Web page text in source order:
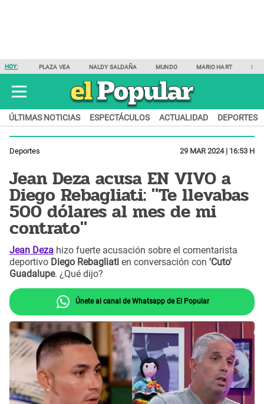
HOY: PLAZA VEA NALDY SALDAÑA MUNDO MARIO HART
ÚLTIMAS NOTICIAS ESPECTÁCULOS ACTUALIDAD DEPORTES
Deportes 29 MAR 2024 | 16:53 H
Jean Deza acusa EN VIVO a
Diego Rebagliati: "Te llevabas
500 dólares al mes de mi
contrato"
Jean Deza hizo fuerte acusación sobre el comentarista
deportivo Diego Rebagliati en conversación con 'Cuto'
Guadalupe. ¿Qué dijo?
Únete al canal de Whatsapp de El Popular